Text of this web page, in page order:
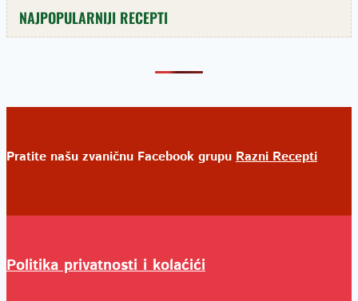
NAJPOPULARNIJI RECEPTI
Pratite našu zvaničnu Facebook grupu Razni Recepti
Politika privatnosti i kolaćići